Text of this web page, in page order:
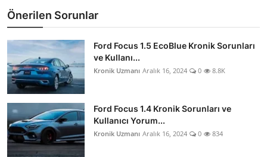
Önerilen Sorunlar
Ford Focus 1.5 EcoBlue Kronik Sorunları
ve Kullanı...
Kronik Uzmanı Aralık 16, 2024 0 8.8K
Ford Focus 1.4 Kronik Sorunları ve
Kullanıcı Yorum...
Kronik Uzmanı Aralık 16, 2024 0 834